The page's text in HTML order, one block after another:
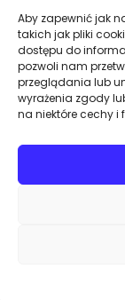
Aby zapewnić jak
takich jak pliki
dostępu do
pozwoli nam
przeglądania lub
wyrażenia zgody
na niektóre cechy i
access_time Pon. - Pt.:
phone +48 63 278
mail_outline